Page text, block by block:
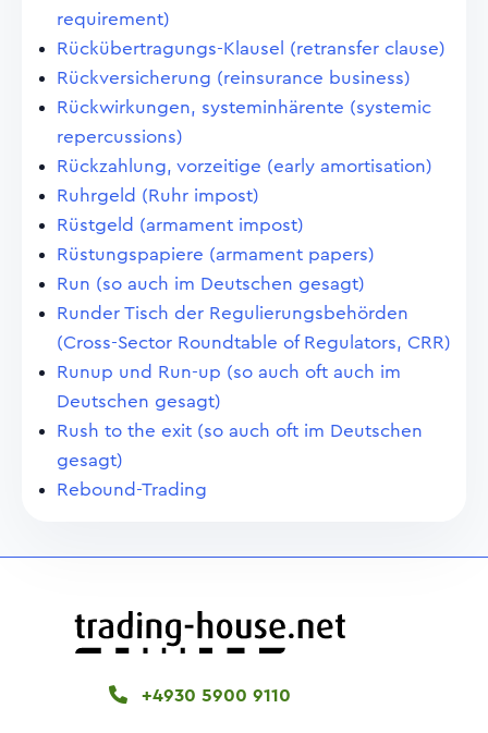
requirement)
Rückübertragungs-Klausel (retransfer clause)
Rückversicherung (reinsurance business)
Rückwirkungen, systeminhärente (systemic
repercussions)
Rückzahlung, vorzeitige (early amortisation)
Ruhrgeld (Ruhr impost)
Rüstgeld (armament impost)
Rüstungspapiere (armament papers)
Run (so auch im Deutschen gesagt)
Runder Tisch der Regulierungsbehörden
(Cross-Sector Roundtable of Regulators, CRR)
Runup und Run-up (so auch oft auch im
Deutschen gesagt)
Rush to the exit (so auch oft im Deutschen
gesagt)
Rebound-Trading
+4930 5900 9110